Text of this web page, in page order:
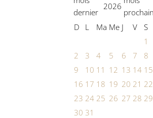
2026
D L Ma Me J V
S
1
2
3 4 5 6 7
8
9
10 11 12 13 14 15
16 17 18 19 20 21 22
23 24 25 26 27 28 29
30 31